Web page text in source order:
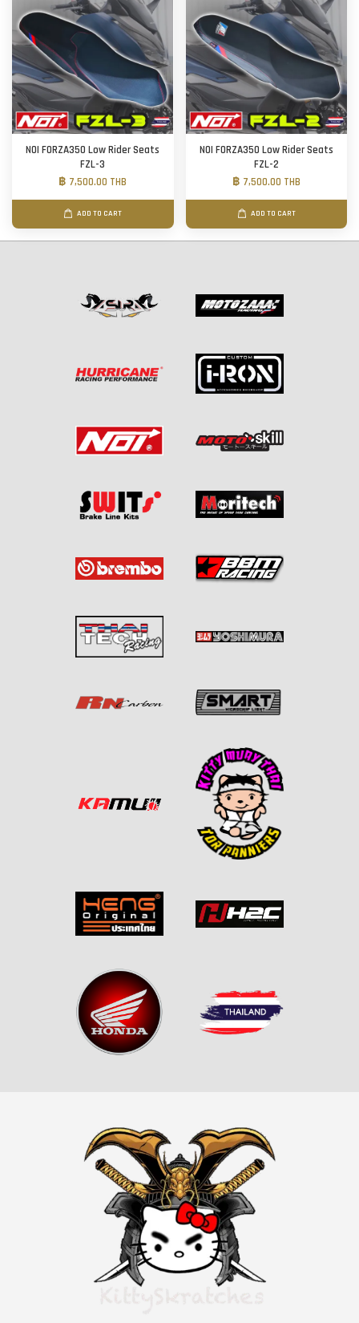
NOI FORZA350 Low Rider Seats
FZL-3
฿ 7,500.00 THB
ADD TO CART
NOI FORZA350 Low Rider Seats
FZL-2
฿ 7,500.00 THB
ADD TO CART